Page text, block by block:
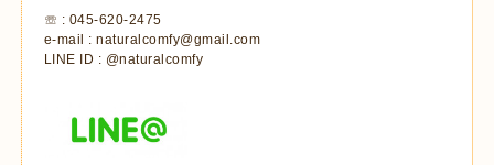
☏ : 045-620-2475
e-mail : naturalcomfy@gmail.com
LINE ID : @naturalcomfy